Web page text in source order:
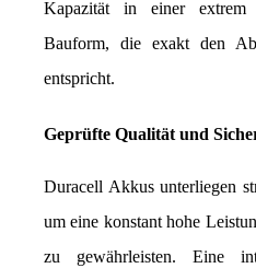
Kapazität in einer extrem
Bauform, die exakt den
entspricht.
Geprüfte Qualität und
Duracell Akkus unterliegen
um eine konstant hohe
zu gewährleisten. Eine